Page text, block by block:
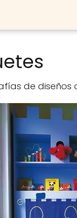
de diseños